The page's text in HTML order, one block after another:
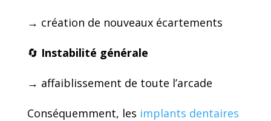
→ création de nouveaux écartements
🔄 Instabilité générale
→ affaiblissement de toute l’arcade
Conséquemment, les implants dentaires